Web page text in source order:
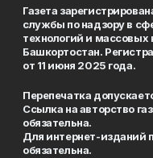
Газета
службы по надзору в
технологий и
Башкортостан.
от 11 июня 2025 года.
Перепечатка
Ссылка на авторство
обязательна.
Для интернет-изданий
обязательна.